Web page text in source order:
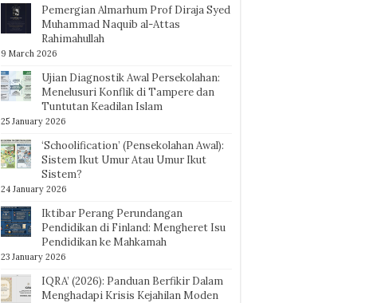
Pemergian Almarhum Prof Diraja Syed
Muhammad Naquib al-Attas
Rahimahullah
9 March 2026
Ujian Diagnostik Awal Persekolahan:
Menelusuri Konflik di Tampere dan
Tuntutan Keadilan Islam
25 January 2026
‘Schoolification’ (Pensekolahan Awal):
Sistem Ikut Umur Atau Umur Ikut
Sistem?
24 January 2026
Iktibar Perang Perundangan
Pendidikan di Finland: Mengheret Isu
Pendidikan ke Mahkamah
23 January 2026
IQRA’ (2026): Panduan Berfikir Dalam
Menghadapi Krisis Kejahilan Moden